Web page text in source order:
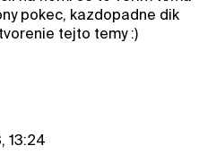
pokec, kazdopadne dik
tejto temy :)
13:24